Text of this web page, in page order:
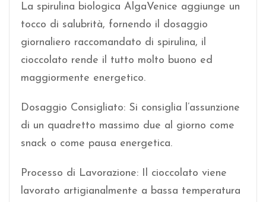
La spirulina biologica AlgaVenice aggiunge un
tocco di salubrità, fornendo il dosaggio
giornaliero raccomandato di spirulina, il
cioccolato rende il tutto molto buono ed
maggiormente energetico.
Dosaggio Consigliato: Si consiglia l’assunzione
di un quadretto massimo due al giorno come
snack o come pausa energetica.
Processo di Lavorazione: Il cioccolato viene
lavorato artigianalmente a bassa temperatura